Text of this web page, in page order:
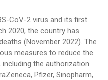
CoV-2 virus and its first
2020, the country has
(November 2022). The
measures to reduce the
including the authorization
Pfizer, Sinopharm,